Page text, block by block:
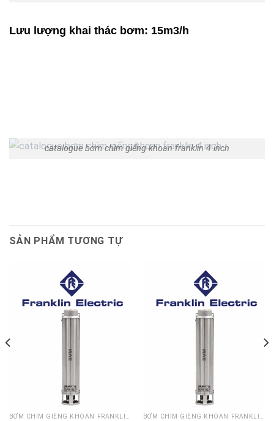
Lưu lượng khai thác bơm: 15m3/h
catalogue bơm chìm giếng khoan franklin 4 inch
SẢN PHẨM TƯƠNG TỰ
BƠM CHÌM GIẾNG KHOAN FRANKLIN MODEL SVM 4 INCH BƠM CHÌM GIẾNG KHOAN FRANKLIN MODEL SVM 4 INCH